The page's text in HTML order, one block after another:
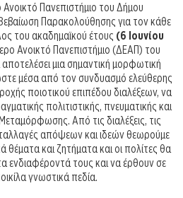
Πανεπιστήμιο του Δήμου
Παρακολούθησης για τον κάθε
του ακαδημαϊκού έτους (6 Ιουνίου
Ανοικτό Πανεπιστήμιο (ΔΕΑΠ) του
μια σημαντική μορφωτική
μέσα από τον συνδυασμό ελεύθερης
ποιοτικού επιπέδου διαλέξεων, να
πολιτιστικής, πνευματικής και
Από τις διαλέξεις, τις
απόψεων και ιδεών θεωρούμε
θέματα και ζητήματα και οι πολίτες θα
ενδιαφέροντά τους και να έρθουν σε
γνωστικά πεδία.